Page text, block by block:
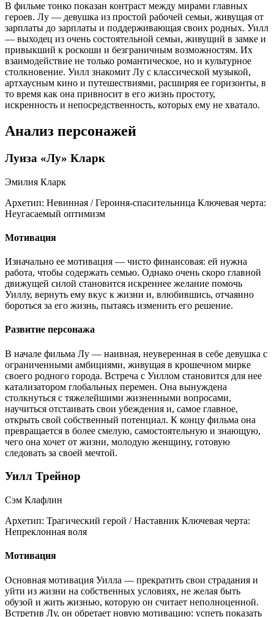
В фильме тонко показан контраст между мирами главных
героев. Лу — девушка из простой рабочей семьи, живущая от
зарплаты до зарплаты и поддерживающая своих родных. Уилл
— выходец из очень состоятельной семьи, живущий в замке и
привыкший к роскоши и безграничным возможностям. Их
взаимодействие не только романтическое, но и культурное
столкновение. Уилл знакомит Лу с классической музыкой,
артхаусным кино и путешествиями, расширяя ее горизонты, в
то время как она привносит в его жизнь простоту,
искренность и непосредственность, которых ему не хватало.
Анализ персонажей
Луиза «Лу» Кларк
Эмилия Кларк
Архетип: Невинная / Героиня-спасительница Ключевая черта:
Неугасаемый оптимизм
Мотивация
Изначально ее мотивация — чисто финансовая: ей нужна
работа, чтобы содержать семью. Однако очень скоро главной
движущей силой становится искреннее желание помочь
Уиллу, вернуть ему вкус к жизни и, влюбившись, отчаянно
бороться за его жизнь, пытаясь изменить его решение.
Развитие персонажа
В начале фильма Лу — наивная, неуверенная в себе девушка с
ограниченными амбициями, живущая в крошечном мирке
своего родного города. Встреча с Уиллом становится для нее
катализатором глобальных перемен. Она вынуждена
столкнуться с тяжелейшими жизненными вопросами,
научиться отстаивать свои убеждения и, самое главное,
открыть свой собственный потенциал. К концу фильма она
превращается в более смелую, самостоятельную и знающую,
чего она хочет от жизни, молодую женщину, готовую
следовать за своей мечтой.
Уилл Трейнор
Сэм Клафлин
Архетип: Трагический герой / Наставник Ключевая черта:
Непреклонная воля
Мотивация
Основная мотивация Уилла — прекратить свои страдания и
уйти из жизни на собственных условиях, не желая быть
обузой и жить жизнью, которую он считает неполноценной.
Встретив Лу, он обретает новую мотивацию: успеть показать